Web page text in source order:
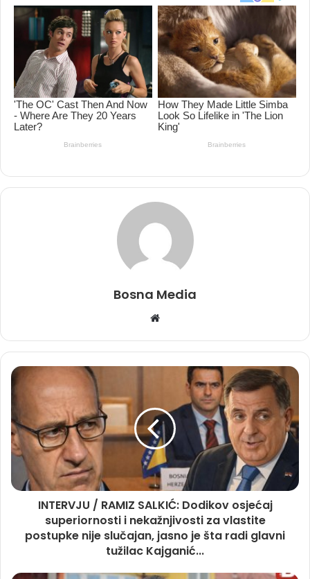
Bosna Media
Website
INTERVJU / RAMIZ SALKIĆ: Dodikov osjećaj
superiornosti i nekažnjivosti za vlastite
postupke nije slučajan, jasno je šta radi glavni
tužilac Kajganić...